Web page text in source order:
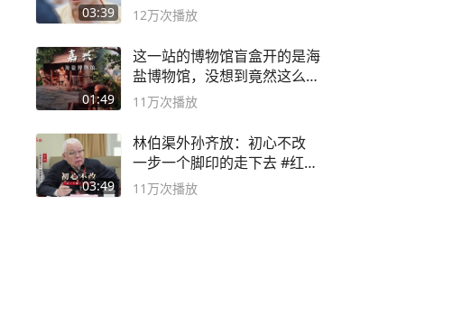
03:39 12万次播放
01:49
这一站的博物馆盲盒开的是海
盐博物馆，没想到竟然这么好
逛！
11万次播放
03:49
林伯渠外孙齐放：初心不改
一步一个脚印的走下去 #红船
论坛
11万次播放